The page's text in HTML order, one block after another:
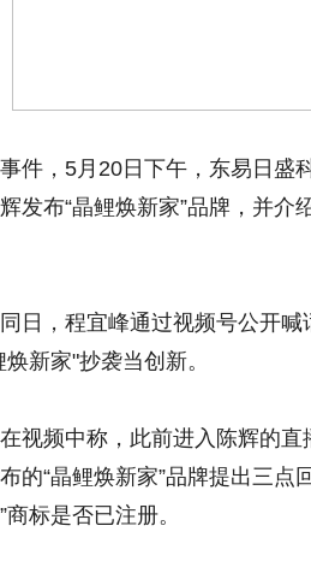
件，5月20日下午，东易日盛
发布“晶鲤焕新家”品牌，并介
日，程宜峰通过视频号公开喊
新家"抄袭当创新。
视频中称，此前进入陈辉的直
的“晶鲤焕新家”品牌提出三点
商标是否已注册。